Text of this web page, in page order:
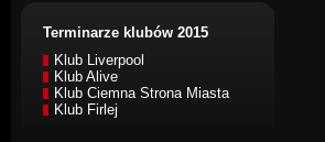
Terminarze klubów 2015
Klub Liverpool
Klub Alive
Klub Ciemna Strona Miasta
Klub Firlej